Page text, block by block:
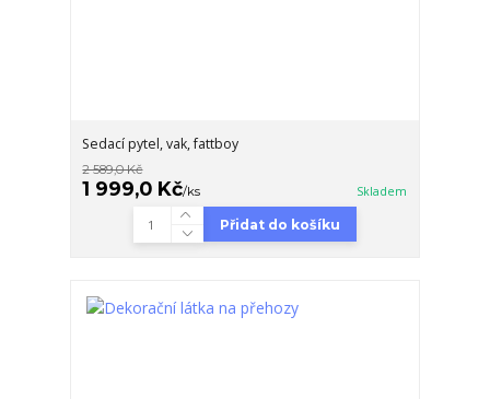
Sedací pytel, vak, fattboy
2 589,0 Kč
1 999,0 Kč/ks Skladem
Přidat do košíku